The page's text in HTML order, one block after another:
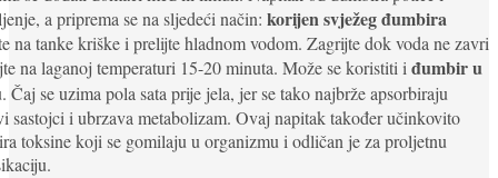
a priprema se na sljedeći način: korijen svježeg đumbira
na tanke kriške i prelijte hladnom vodom. Zagrijte dok voda ne zavri
na laganoj temperaturi 15-20 minuta. Može se koristiti iđumbir u
. Čaj se uzima pola sata prije jela, jer se tako najbrže apsorbiraju
sastojci i ubrzava metabolizam. Ovaj napitak također učinkovito
toksine koji se gomilaju u organizmu i odličan je za proljetnu